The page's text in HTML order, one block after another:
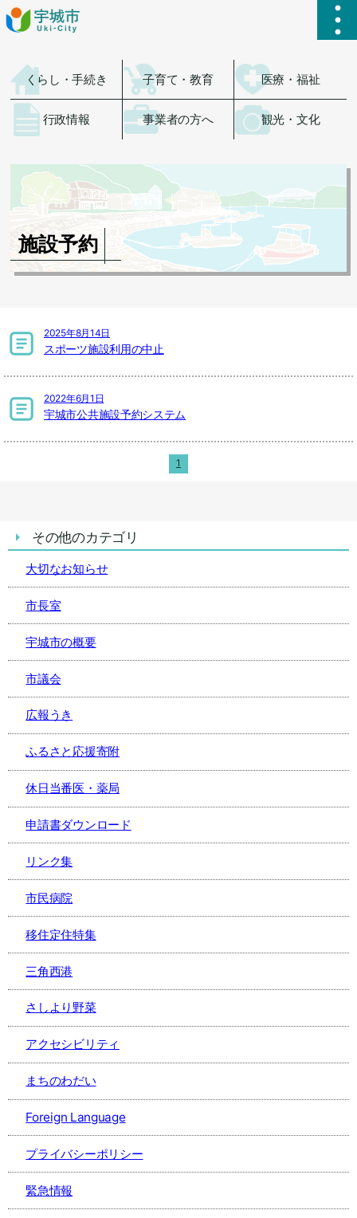
ハ
くらし・手続き 子育て・教育 医療・福祉
行政情報 事業者の方へ 観光・文化
施設予約
2025年8月14日
スポーツ施設利用の中止
2022年6月1日
宇城市公共施設予約システム
1
その他のカテゴリ
大切なお知らせ
市長室
宇城市の概要
市議会
広報うき
ふるさと応援寄附
休日当番医・薬局
申請書ダウンロード
リンク集
市民病院
移住定住特集
三角西港
さしより野菜
アクセシビリティ
まちのわだい
Foreign Language
プライバシーポリシー
緊急情報